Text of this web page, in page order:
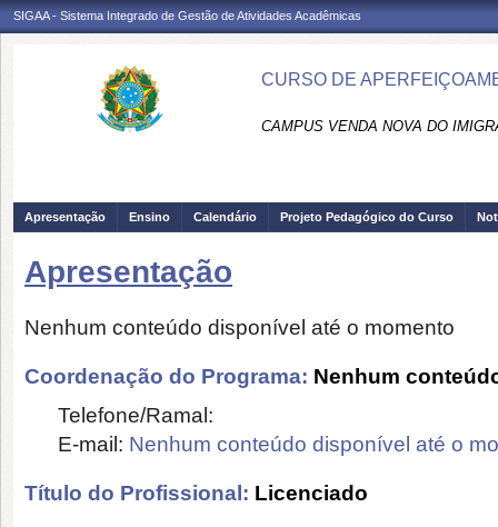
SIGAA - Sistema Integrado de Gestão de Atividades Acadêmicas
CURSO DE
CAMPUS VENDA NOVA DO
Apresentação Ensino Calendário Projeto Pedagógico do Curso
Apresentação
Nenhum conteúdo disponível até o momento
Coordenação do Programa: Nenhum
Telefone/Ramal:
E-mail: Nenhum conteúdo disponível até o
Título do Profissional: Licenciado